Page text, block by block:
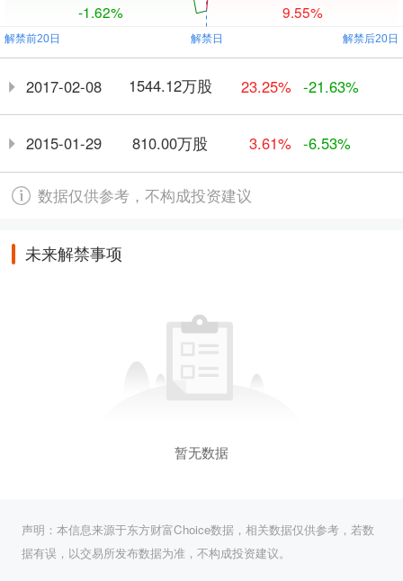
-1.62% 9.55%
2017-02-08 1544.12万股 23.25% -21.63%
2015-01-29 810.00万股 3.61% -6.53%
数据仅供参考，不构成投资建议
未来解禁事项
暂无数据
声明：本信息来源于东方财富Choice数据，相关数据仅供参考，若数
据有误，以交易所发布数据为准，不构成投资建议。